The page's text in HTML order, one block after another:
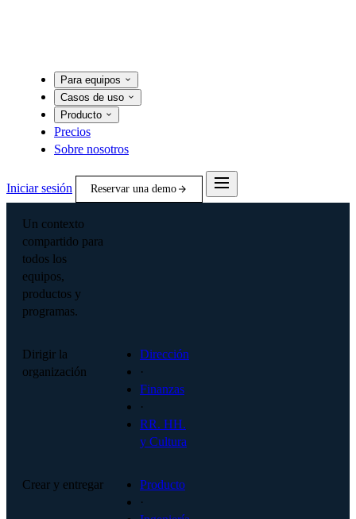
Para equipos
Casos de uso
Producto
Precios
Sobre nosotros
Iniciar sesión Reservar una demo
Un contexto
compartido para
todos los
equipos,
productos y
programas.
Dirigir la
organización
Dirección
·
Finanzas
·
RR. HH.
y Cultura
Crear y entregar
Producto
·